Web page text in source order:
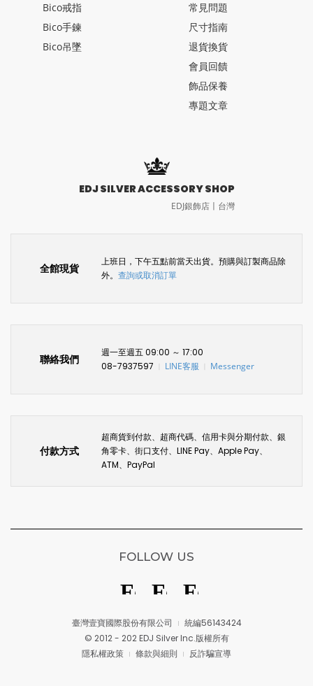
Bico戒指
Bico手鍊
Bico吊墜
常見問題
尺寸指南
退貨換貨
會員回饋
飾品保養
專題文章
EDJ SILVER ACCESSORY SHOP
EDJ銀飾店〡台灣
全館現貨
上班日，下午五點前當天出貨。預購與訂製商品除
外。 查詢或取消訂單
聯絡我們
週一至週五 09:00 ～ 17:00
08-7937597
LINE客服 Messenger
付款方式
超商貨到付款、超商代碼、信用卡與分期付款、銀
角零卡、街口支付、LINE Pay、Apple Pay、
ATM、PayPal
臺灣壹寶國際股份有限公司
統編56143424
© 2012 - 202 EDJ Silver Inc.版權所有
隱私權政策
條款與細則 反詐騙宣導
FOLLOW US